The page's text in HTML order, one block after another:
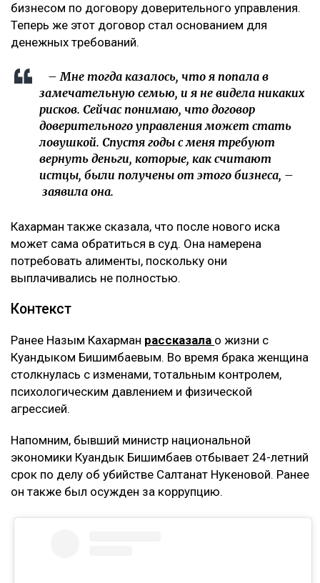
бизнесом по договору доверительного управления.
Теперь же этот договор стал основанием для
денежных требований.
– Мне тогда казалось, что я попала в
замечательную семью, и я не видела никаких
рисков. Сейчас понимаю, что договор
доверительного управления может стать
ловушкой. Спустя годы с меня требуют
вернуть деньги, которые, как считают
истцы, были получены от этого бизнеса, –
заявила она.
Кахарман также сказала, что после нового иска
может сама обратиться в суд. Она намерена
потребовать алименты, поскольку они
выплачивались не полностью.
Контекст
Ранее Назым Кахарман рассказала о жизни с
Куандыком Бишимбаевым. Во время брака женщина
столкнулась с изменами, тотальным контролем,
психологическим давлением и физической
агрессией.
Напомним, бывший министр национальной
экономики Куандык Бишимбаев отбывает 24-летний
срок по делу об убийстве Салтанат Нукеновой. Ранее
он также был осужден за коррупцию.